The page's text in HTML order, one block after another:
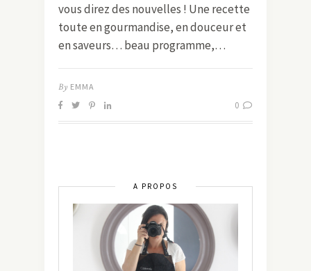
vous direz des nouvelles ! Une recette
toute en gourmandise, en douceur et
en saveurs… beau programme,…
By EMMA
0
A PROPOS